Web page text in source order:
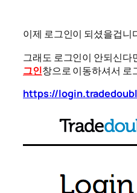
이제 로그인이 되셨을겁니
그래도 로그인이 안되신다
그인창으로 이동하셔서 로
https://